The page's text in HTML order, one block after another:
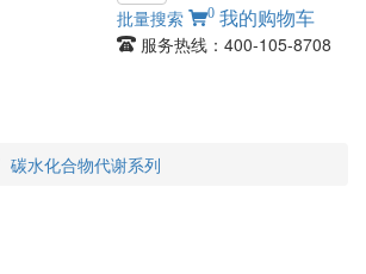
批量搜索 0 我的购物车
服务热线：400-105-8708
碳水化合物代谢系列